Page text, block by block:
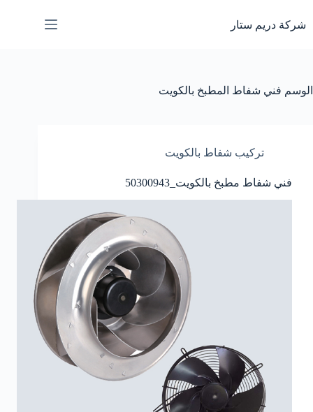
إلى
المحتوى
شركة دريم ستار
الوسم فني شفاط المطبخ بالكويت
تركيب شفاط بالكويت
فني شفاط مطبخ بالكويت_50300943